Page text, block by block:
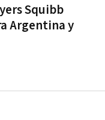
Squibb
Argentina y